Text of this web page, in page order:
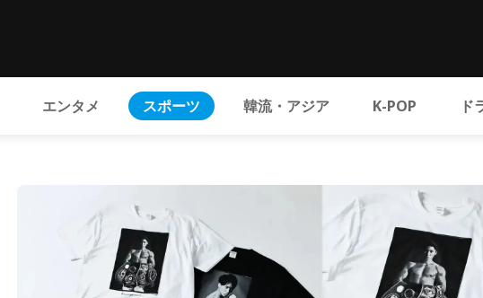
エンタメ スポーツ 韓流・アジア K-POP ド